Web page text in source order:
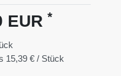
EUR *
15,39 € / Stück